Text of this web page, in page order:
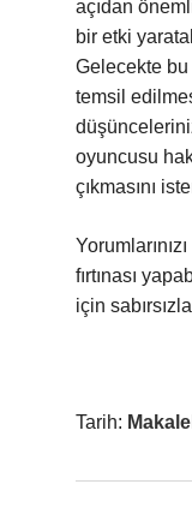
açıdan
bir etki
Gelecekte bu
temsil
oyuncusu
çıkmasını
fırtınası
için
Tarih: